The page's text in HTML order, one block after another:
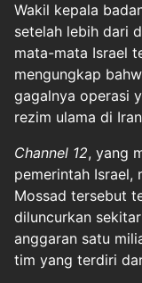
Wakil kepala
setelah lebih dari
mata-mata Israel
mengungkap
gagalnya operasi
rezim ulama di
Channel 12, yang
pemerintah Israel,
Mossad tersebut
diluncurkan
anggaran satu
tim yang terdiri